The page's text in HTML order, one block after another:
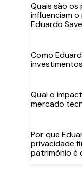
Quais são
influenciam
Eduardo
Como
Qual o
mercado
Por que
privacidade
patrimônio é